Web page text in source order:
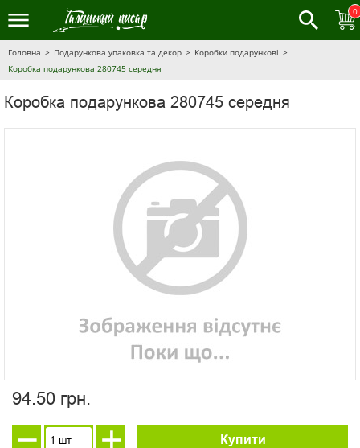
0
Головна Подарункова упаковка та декор
Коробки подарункові
Коробка подарункова 280745 середня
Коробка подарункова 280745 середня
94.50 грн.
Купити